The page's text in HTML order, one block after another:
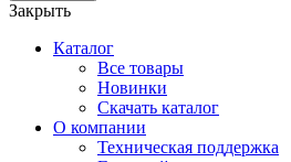
Закрыть
Каталог
Все товары
Новинки
Скачать каталог
О компании
Техническая поддержка